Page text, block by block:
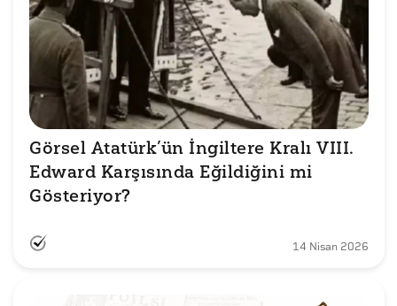
Görsel Atatürk’ün İngiltere Kralı VIII.
Edward Karşısında Eğildiğini mi
Gösteriyor?
14 Nisan 2026